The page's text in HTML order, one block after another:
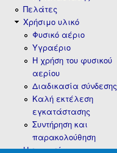
Πελάτες
Χρήσιμο υλικό
Φυσικό αέριο
Υγραέριο
H χρήση του φυσικού
αερίου
Διαδικασία σύνδεσης
Καλή εκτέλεση
εγκατάστασης
Συντήρηση και
παρακολούθηση
Η εταιρεία